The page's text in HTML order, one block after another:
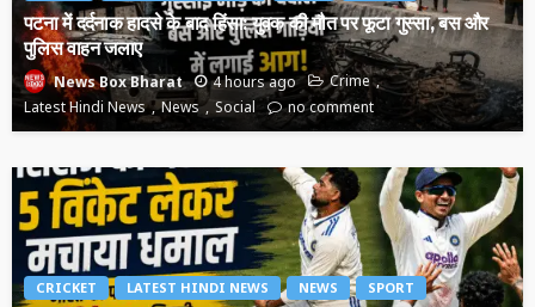
पटना में दर्दनाक हादसे के बाद हिंसा: युवक की मौत पर फूटा गुस्सा, बस और
पुलिस वाहन जलाए
News Box Bharat 4 hours ago
Crime
Latest Hindi News
News Social no comment
CRICKET LATEST HINDI NEWS NEWS SPORT